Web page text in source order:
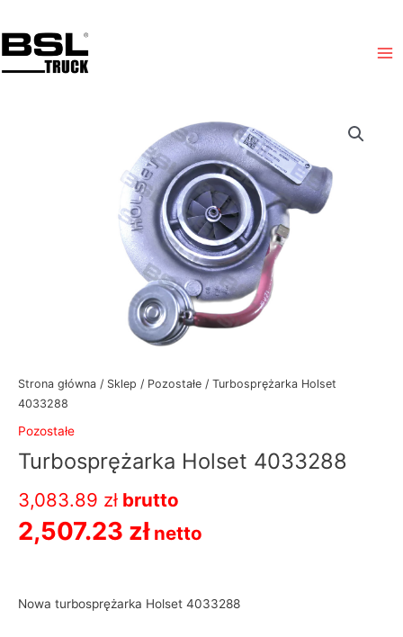
treści
Strona główna / Sklep / Pozostałe / Turbosprężarka Holset
4033288
Pozostałe
Turbosprężarka Holset 4033288
3,083.89 zł brutto
2,507.23 zł netto
Nowa turbosprężarka Holset 4033288